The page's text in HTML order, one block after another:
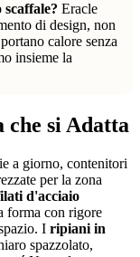
Eracle
di design, non
calore senza
insieme la
che si Adatta
a giorno, contenitori
per la zona
d'acciaio
forma con rigore
I ripiani in
spazzolato,